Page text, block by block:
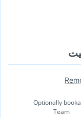
Optionally
Team